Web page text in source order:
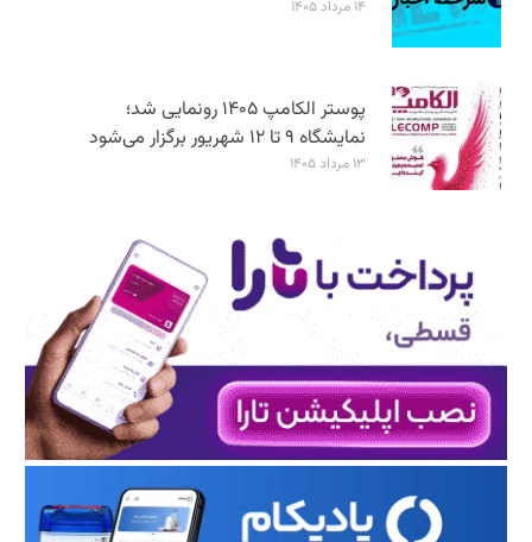
۱۴ مرداد ۱۴۰۵
پوستر الکامپ ۱۴۰۵ رونمایی شد؛
نمایشگاه ۹ تا ۱۲ شهریور برگزار می‌شود
۱۳ مرداد ۱۴۰۵